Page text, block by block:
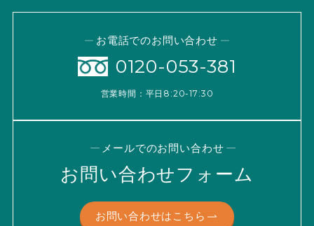
お電話でのお問い合わせ
0120-053-381
営業時間：平日8:20-17:30
メールでのお問い合わせ
お問い合わせフォーム
お問い合わせはこちら